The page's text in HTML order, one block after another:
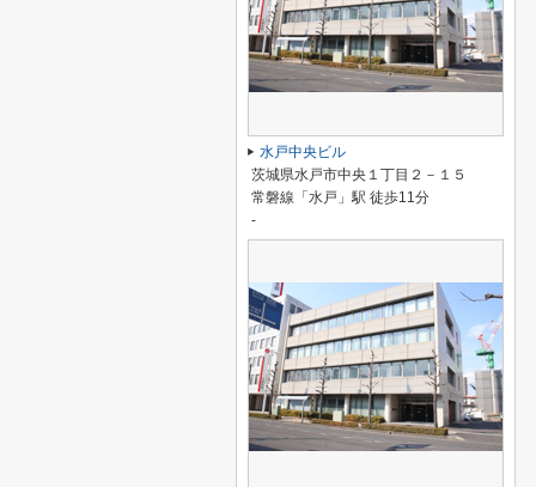
水戸中央ビル
茨城県水戸市中央１丁目２－１５
常磐線「水戸」駅 徒歩11分
-